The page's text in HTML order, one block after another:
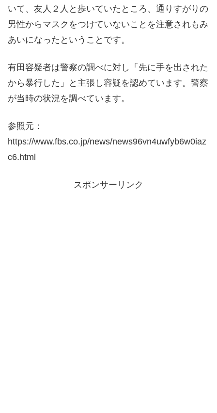
いて、友人２人と歩いていたところ、通りすがりの
男性からマスクをつけていないことを注意されもみ
あいになったということです。
有田容疑者は警察の調べに対し「先に手を出された
から暴行した」と主張し容疑を認めています。警察
が当時の状況を調べています。
参照元：
https://www.fbs.co.jp/news/news96vn4uwfyb6w0iaz
c6.html
スポンサーリンク